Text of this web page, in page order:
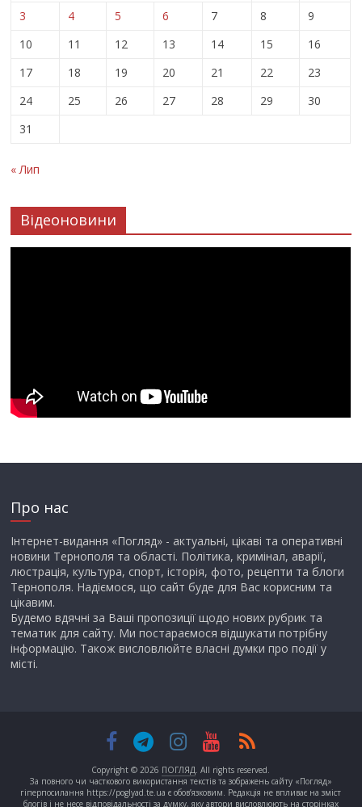
3
4 5 6 7 8
9
10
11 12 13 14 15
16
17
18 19 20 21 22
23
24
25 26 27 28 29
30
31
« Лип
Відеоновини
Про нас
Інтернет-видання «Погляд» - актуальні, цікаві та оперативні
новини Тернополя та області. Політика, кримінал, аварії,
люстрація, культура, спорт, історія, фото, рецепти та блоги
Тернополя. Надіємося, що сайт буде для Вас корисним та
цікавим.
Будемо вдячні за Ваші пропозиції щодо нових рубрик та
тематик для сайту. Ми постараємося відшукати потрібну
інформацію. Також висловлюйте власні думки про події у
місті.
Copyright © 2026 ПОГЛЯД . All rights reserved.
За повного чи часткового використання текстів та зображень сайту «Погляд»
гіперпосилання https://poglyad.te.ua є обов’язковим. Редакція не впливає на зміст
блогів і не несе відповідальності за думку, яку автори висловлюють на сторінках